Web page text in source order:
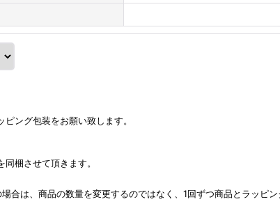
ング包装をお願い致します。
梱させて頂きます。
合は、商品の数量を変更するのではなく、1回ずつ商品とラッピ